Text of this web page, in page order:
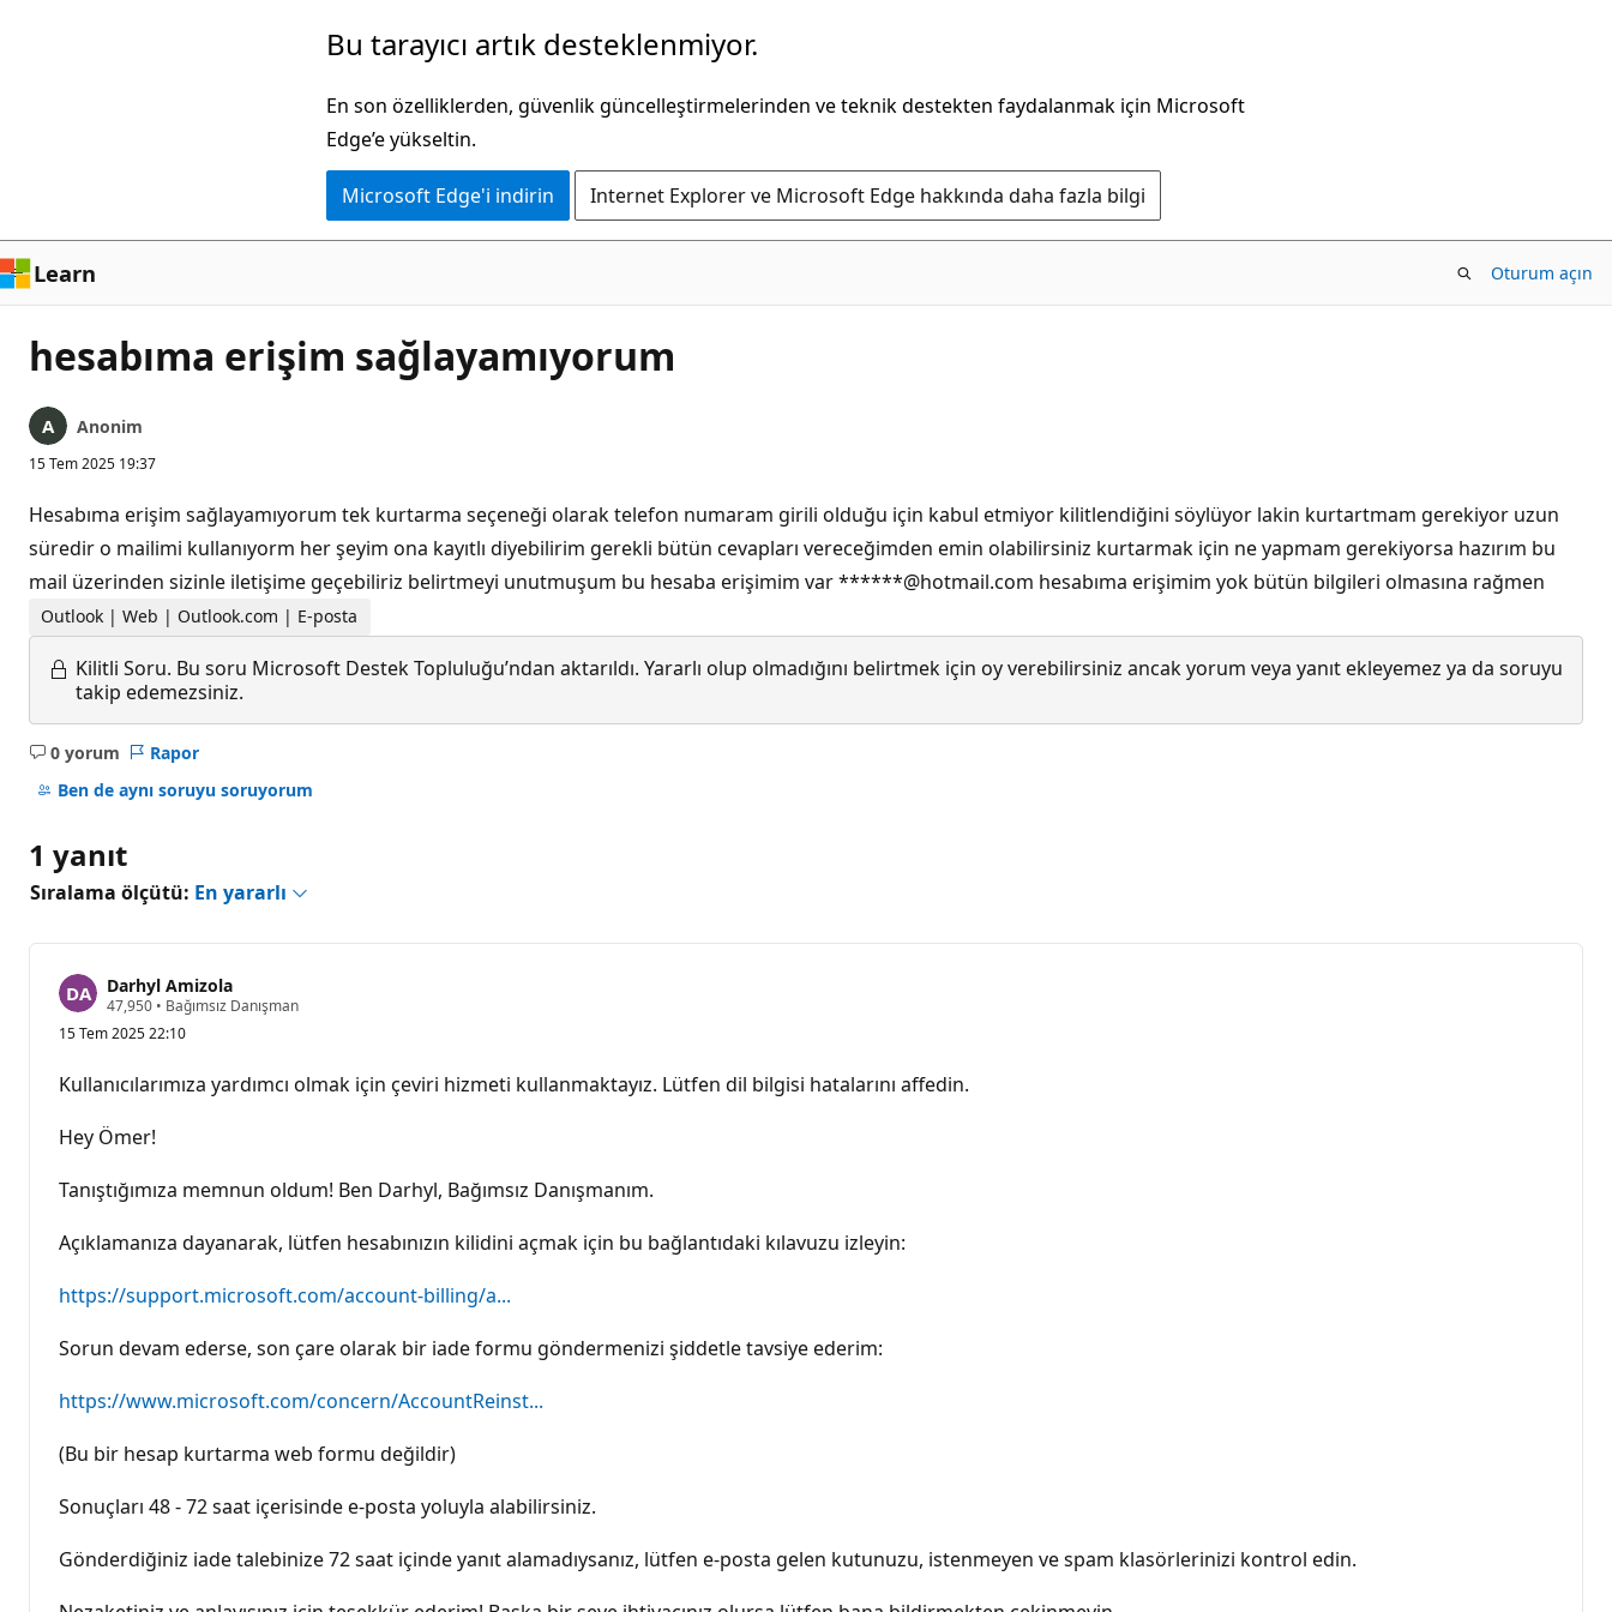
Bu tarayıcı artık desteklenmiyor.
En son özelliklerden, güvenlik güncelleştirmelerinden ve teknik destekten faydalanmak için Microsoft
Edge’e yükseltin.
Microsoft Edge'i indirin Internet Explorer ve Microsoft Edge hakkında daha fazla bilgi
Learn Oturum açın
hesabıma erişim sağlayamıyorum
Anonim
15 Tem 2025 19:37
Hesabıma erişim sağlayamıyorum tek kurtarma seçeneği olarak telefon numaram girili olduğu için kabul etmiyor kilitlendiğini söylüyor lakin kurtartmam gerekiyor uzun
süredir o mailimi kullanıyorm her şeyim ona kayıtlı diyebilirim gerekli bütün cevapları vereceğimden emin olabilirsiniz kurtarmak için ne yapmam gerekiyorsa hazırım bu
mail üzerinden sizinle iletişime geçebiliriz belirtmeyi unutmuşum bu hesaba erişimim var ******@hotmail.com hesabıma erişimim yok bütün bilgileri olmasına rağmen
Outlook | Web | Outlook.com | E-posta
Kilitli Soru. Bu soru Microsoft Destek Topluluğu’ndan aktarıldı. Yararlı olup olmadığını belirtmek için oy verebilirsiniz ancak yorum veya yanıt ekleyemez ya da soruyu
takip edemezsiniz.
0 yorum
Açıklama
yok
Rapor
Ben de aynı soruyu soruyorum
1 yanıt
Sıralama ölçütü: En yararlı
Darhyl Amizola
47,950 S
y
ı
n
u
a
ı
• Bağımsız Danışman
15 Tem 2025 22:10
Kullanıcılarımıza yardımcı olmak için çeviri hizmeti kullanmaktayız. Lütfen dil bilgisi hatalarını affedin.
Hey Ömer!
Tanıştığımıza memnun oldum! Ben Darhyl, Bağımsız Danışmanım.
Açıklamanıza dayanarak, lütfen hesabınızın kilidini açmak için bu bağlantıdaki kılavuzu izleyin:
https://support.microsoft.com/account-billing/a...
Sorun devam ederse, son çare olarak bir iade formu göndermenizi şiddetle tavsiye ederim:
https://www.microsoft.com/concern/AccountReinst...
(Bu bir hesap kurtarma web formu değildir)
Sonuçları 48 - 72 saat içerisinde e-posta yoluyla alabilirsiniz.
Gönderdiğiniz iade talebinize 72 saat içinde yanıt alamadıysanız, lütfen e-posta gelen kutunuzu, istenmeyen ve spam klasörlerinizi kontrol edin.